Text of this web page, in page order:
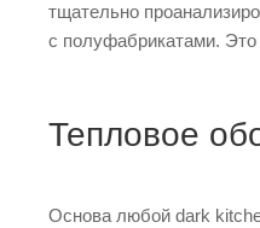
тщательно
с полуфабрикатами.
Тепловое
Основа любой dark